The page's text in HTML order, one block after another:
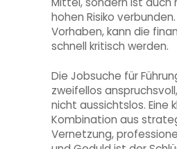
hohen Risiko
Vorhaben, kann die
schnell kritisch werden.
Die Jobsuche für
zweifellos
nicht aussichtslos. Eine
Kombination aus
Vernetzung,